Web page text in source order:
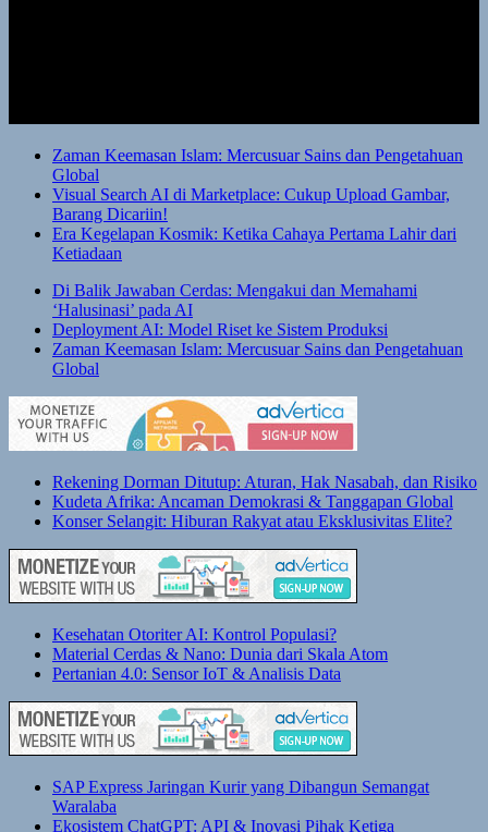
Zaman Keemasan Islam: Mercusuar Sains dan Pengetahuan
Global
Visual Search AI di Marketplace: Cukup Upload Gambar,
Barang Dicariin!
Era Kegelapan Kosmik: Ketika Cahaya Pertama Lahir dari
Ketiadaan
Di Balik Jawaban Cerdas: Mengakui dan Memahami
‘Halusinasi’ pada AI
Deployment AI: Model Riset ke Sistem Produksi
Zaman Keemasan Islam: Mercusuar Sains dan Pengetahuan
Global
Rekening Dorman Ditutup: Aturan, Hak Nasabah, dan Risiko
Kudeta Afrika: Ancaman Demokrasi & Tanggapan Global
Konser Selangit: Hiburan Rakyat atau Eksklusivitas Elite?
Kesehatan Otoriter AI: Kontrol Populasi?
Material Cerdas & Nano: Dunia dari Skala Atom
Pertanian 4.0: Sensor IoT & Analisis Data
SAP Express Jaringan Kurir yang Dibangun Semangat
Waralaba
Ekosistem ChatGPT: API & Inovasi Pihak Ketiga